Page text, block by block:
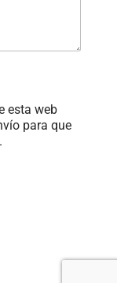
esta web
para que